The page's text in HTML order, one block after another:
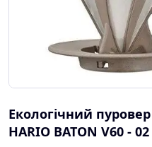
Екологічний
HARIO BATON V60 - 02